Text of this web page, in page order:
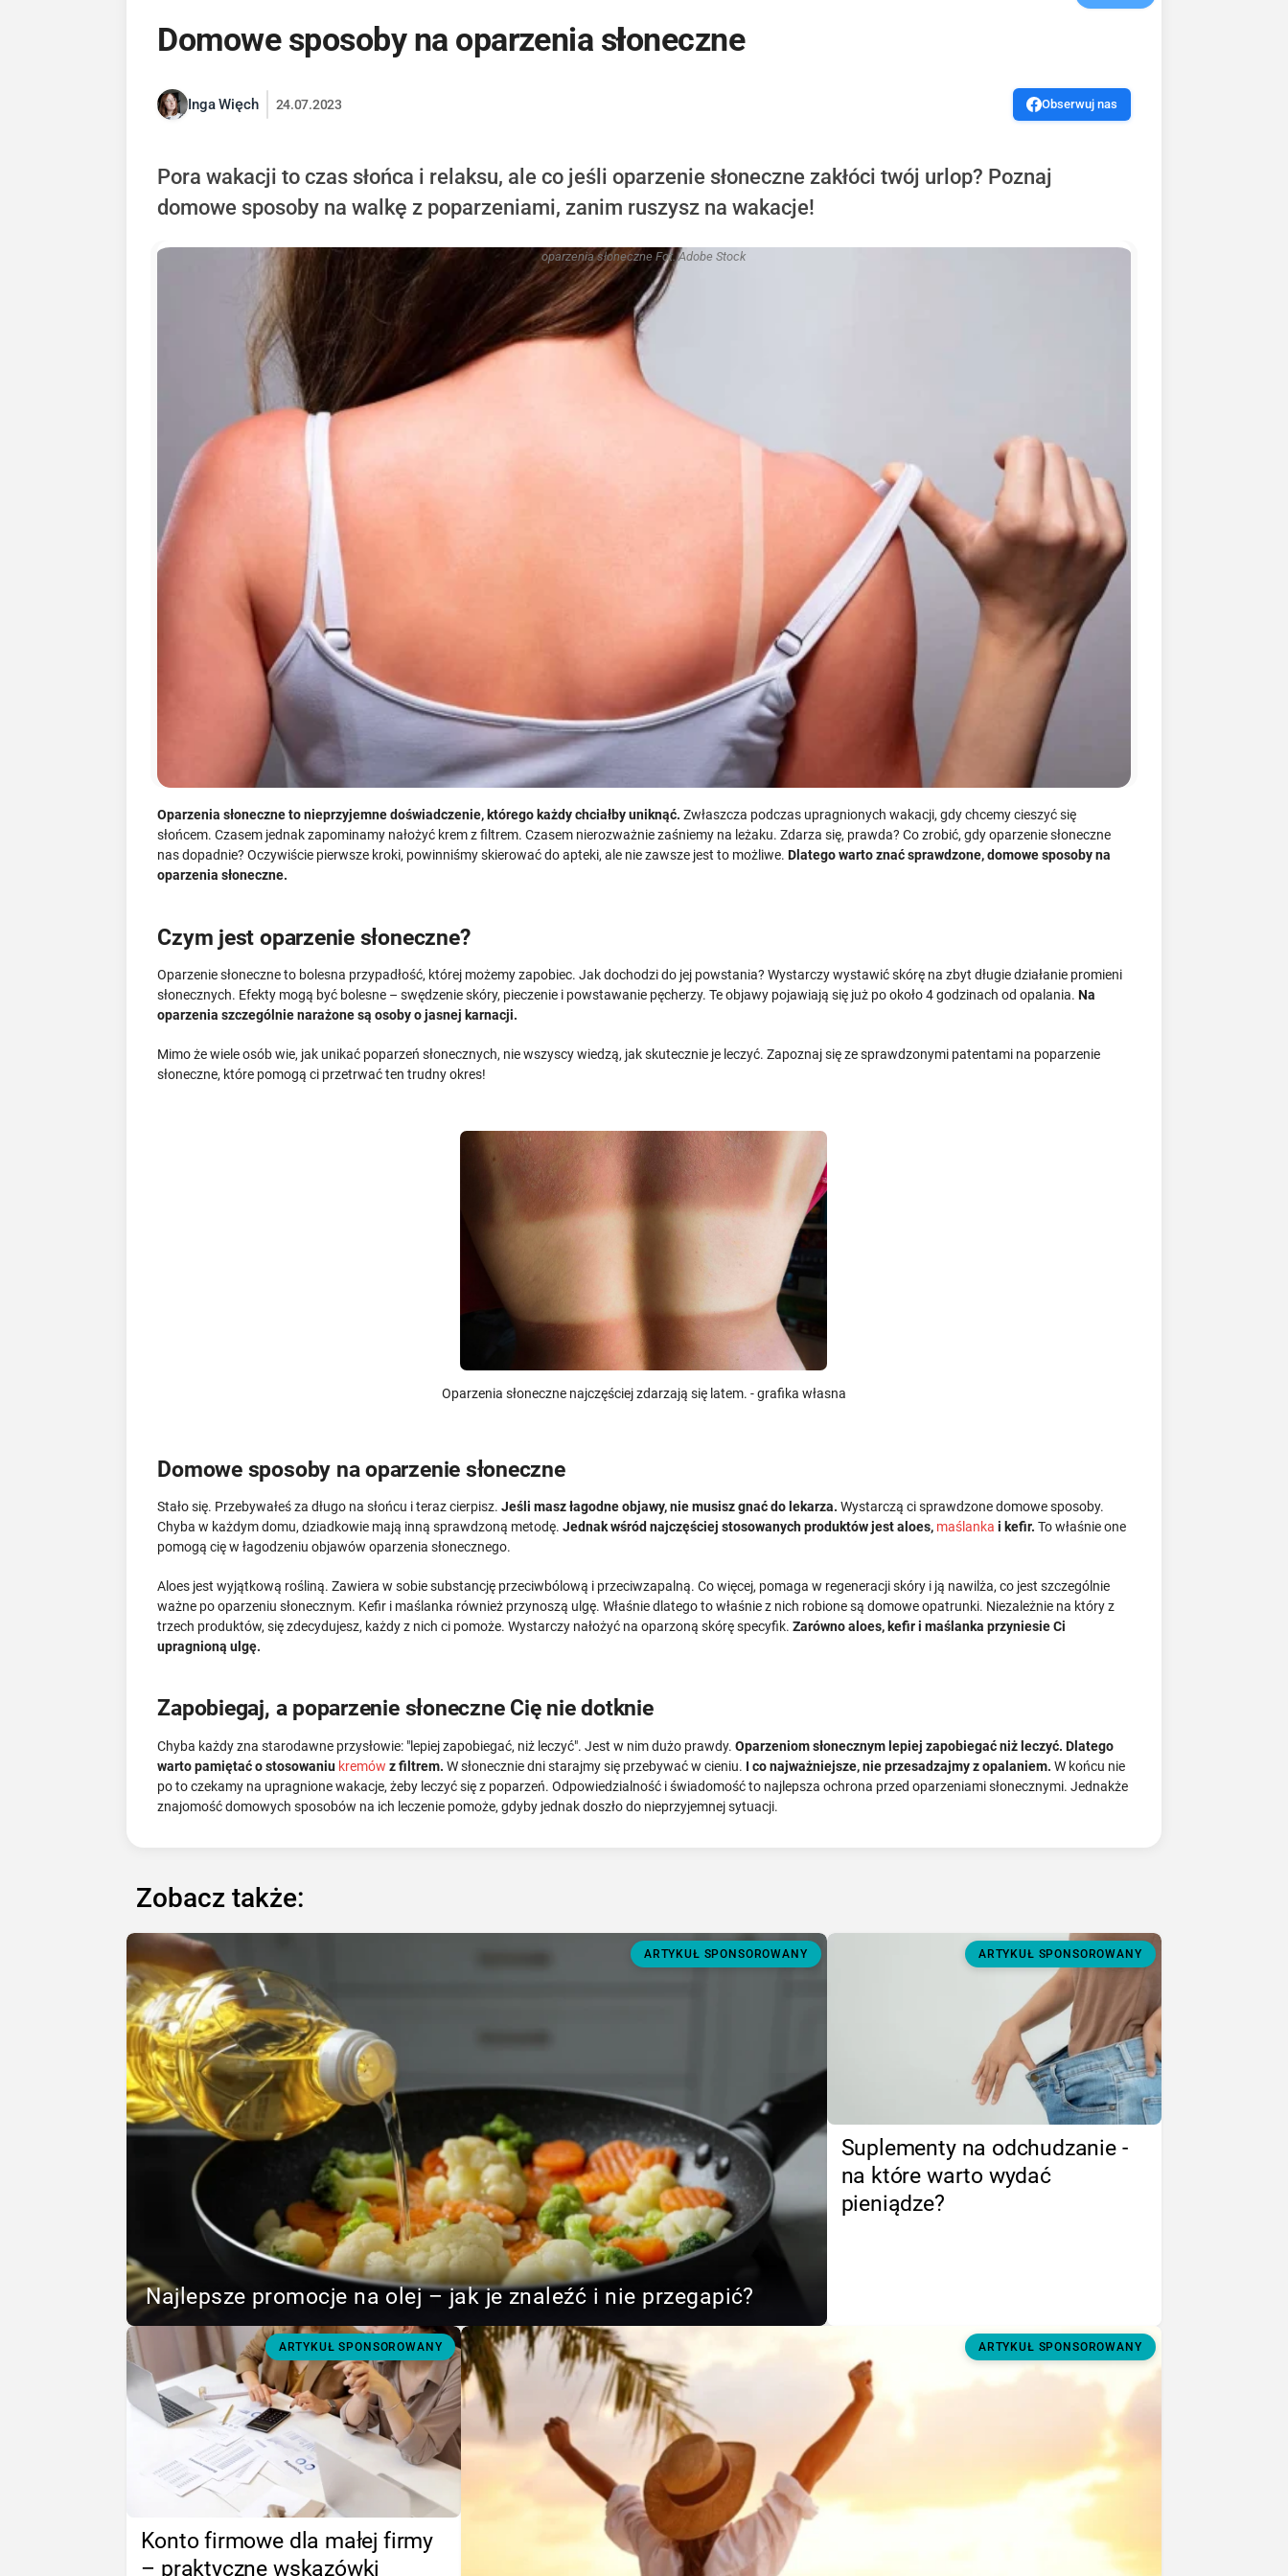
Domowe sposoby na oparzenia słoneczne
Inga Więch 24.07.2023 Obserwuj nas
Pora wakacji to czas słońca i relaksu, ale co jeśli oparzenie słoneczne zakłóci twój urlop? Poznaj
domowe sposoby na walkę z poparzeniami, zanim ruszysz na wakacje!
oparzenia słoneczne Fot. Adobe Stock
Oparzenia słoneczne to nieprzyjemne doświadczenie, którego każdy chciałby uniknąć.Zwłaszcza podczas upragnionych wakacji, gdy chcemy cieszyć się
słońcem. Czasem jednak zapominamy nałożyć krem z filtrem. Czasem nierozważnie zaśniemy na leżaku. Zdarza się, prawda? Co zrobić, gdy oparzenie słoneczne
nas dopadnie? Oczywiście pierwsze kroki, powinniśmy skierować do apteki, ale nie zawsze jest to możliwe.Dlatego warto znać sprawdzone, domowe sposoby na
oparzenia słoneczne.
Czym jest oparzenie słoneczne?
Oparzenie słoneczne to bolesna przypadłość, której możemy zapobiec. Jak dochodzi do jej powstania? Wystarczy wystawić skórę na zbyt długie działanie promieni
słonecznych. Efekty mogą być bolesne – swędzenie skóry, pieczenie i powstawanie pęcherzy. Te objawy pojawiają się już po około 4 godzinach od opalania.Na
oparzenia szczególnie narażone są osoby o jasnej karnacji.
Mimo że wiele osób wie, jak unikać poparzeń słonecznych, nie wszyscy wiedzą, jak skutecznie je leczyć. Zapoznaj się ze sprawdzonymi patentami na poparzenie
słoneczne, które pomogą ci przetrwać ten trudny okres!
Oparzenia słoneczne najczęściej zdarzają się latem. - grafika własna
Domowe sposoby na oparzenie słoneczne
Stało się. Przebywałeś za długo na słońcu i teraz cierpisz.Jeśli masz łagodne objawy, nie musisz gnać do lekarza. Wystarczą ci sprawdzone domowe sposoby.
Chyba w każdym domu, dziadkowie mają inną sprawdzoną metodę.Jednak wśród najczęściej stosowanych produktów jest aloes, maślanka i kefir.To właśnie one
pomogą cię w łagodzeniu objawów oparzenia słonecznego.
Aloes jest wyjątkową rośliną. Zawiera w sobie substancję przeciwbólową i przeciwzapalną. Co więcej, pomaga w regeneracji skóry i ją nawilża, co jest szczególnie
ważne po oparzeniu słonecznym. Kefir i maślanka również przynoszą ulgę. Właśnie dlatego to właśnie z nich robione są domowe opatrunki. Niezależnie na który z
trzech produktów, się zdecydujesz, każdy z nich ci pomoże. Wystarczy nałożyć na oparzoną skórę specyfik.Zarówno aloes, kefir i maślanka przyniesie Ci
upragnioną ulgę.
Zapobiegaj, a poparzenie słoneczne Cię nie dotknie
Chyba każdy zna starodawne przysłowie: "lepiej zapobiegać, niż leczyć". Jest w nim dużo prawdy.Oparzeniom słonecznym lepiej zapobiegać niż leczyć. Dlatego
warto pamiętać o stosowaniu kremów z filtrem. W słonecznie dni starajmy się przebywać w cieniu. I co najważniejsze, nie przesadzajmy z opalaniem. W końcu nie
po to czekamy na upragnione wakacje, żeby leczyć się z poparzeń. Odpowiedzialność i świadomość to najlepsza ochrona przed oparzeniami słonecznymi. Jednakże
znajomość domowych sposobów na ich leczenie pomoże, gdyby jednak doszło do nieprzyjemnej sytuacji.
Zobacz także:
ARTYKUŁ SPONSOROWANY
Najlepsze promocje na olej – jak je znaleźć i nie przegapić?
ARTYKUŁ SPONSOROWANY
Suplementy na odchudzanie -
na które warto wydać
pieniądze?
ARTYKUŁ SPONSOROWANY
Konto firmowe dla małej firmy
– praktyczne wskazówki
ARTYKUŁ SPONSOROWANY